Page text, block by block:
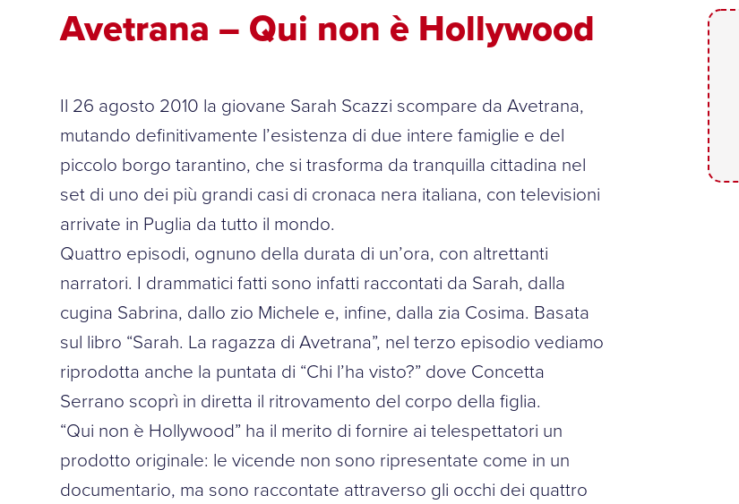
Avetrana – Qui non è Hollywood
Il 26 agosto 2010 la giovane Sarah Scazzi scompare da Avetrana,
mutando definitivamente l’esistenza di due intere famiglie e del
piccolo borgo tarantino, che si trasforma da tranquilla cittadina nel
set di uno dei più grandi casi di cronaca nera italiana, con televisioni
arrivate in Puglia da tutto il mondo.
Quattro episodi, ognuno della durata di un’ora, con altrettanti
narratori. I drammatici fatti sono infatti raccontati da Sarah, dalla
cugina Sabrina, dallo zio Michele e, infine, dalla zia Cosima. Basata
sul libro “Sarah. La ragazza di Avetrana”, nel terzo episodio vediamo
riprodotta anche la puntata di “Chi l’ha visto?” dove Concetta
Serrano scoprì in diretta il ritrovamento del corpo della figlia.
“Qui non è Hollywood” ha il merito di fornire ai telespettatori un
prodotto originale: le vicende non sono ripresentate come in un
documentario, ma sono raccontate attraverso gli occhi dei quattro